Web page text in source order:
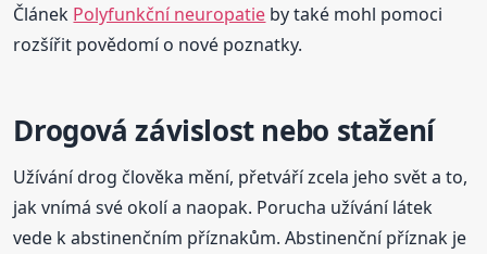
Článek Polyfunkční neuropatie by také mohl pomoci
rozšířit povědomí o nové poznatky.
Drogová závislost nebo stažení
Užívání drog člověka mění, přetváří zcela jeho svět a to,
jak vnímá své okolí a naopak. Porucha užívání látek
vede k abstinenčním příznakům. Abstinenční příznak je